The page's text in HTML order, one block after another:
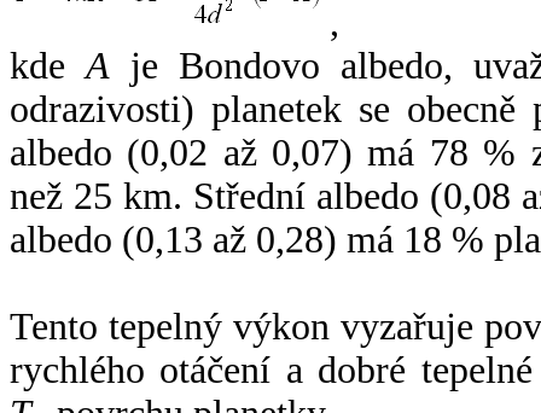
,
kdeA je Bondovo albedo,
odrazivosti) planetek se
albedo (0,02 až 0,07) má 78 %
než 25 km. Střední albedo (0,08
albedo (0,13 až 0,28) má 18 %
Tento tepelný výkon vyzařuje
rychlého otáčení a dobré